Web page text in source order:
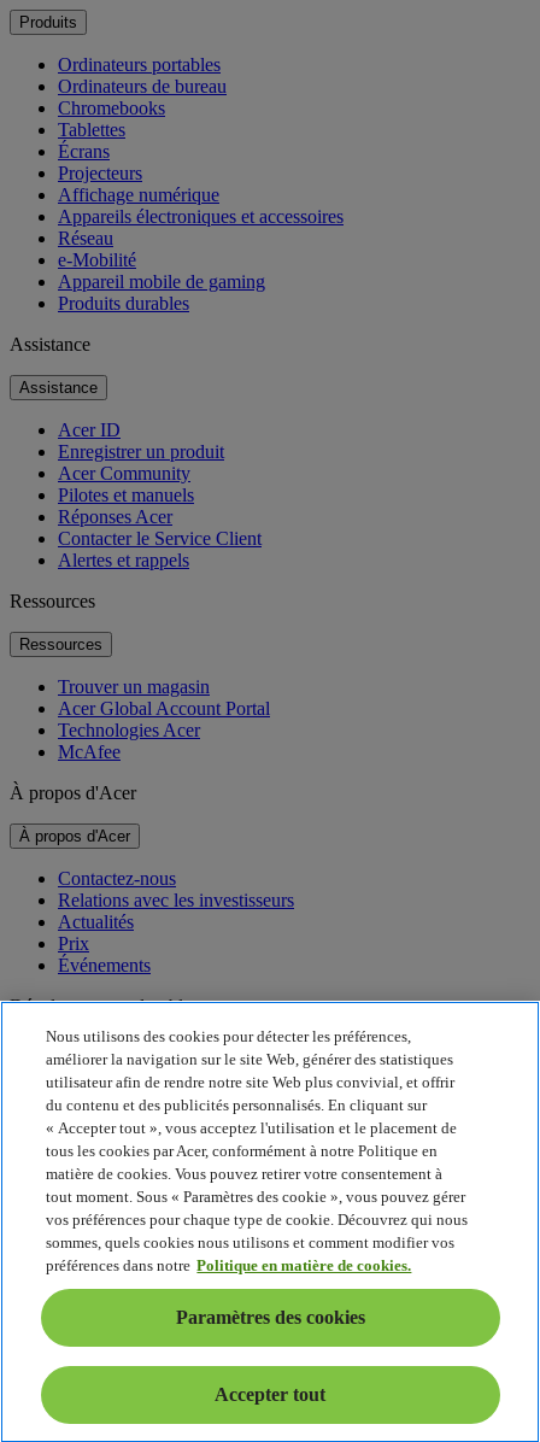
Produits
Ordinateurs portables
Ordinateurs de bureau
Chromebooks
Tablettes
Écrans
Projecteurs
Affichage numérique
Appareils électroniques et accessoires
Réseau
e-Mobilité
Appareil mobile de gaming
Produits durables
Assistance
Assistance
Acer ID
Enregistrer un produit
Acer Community
Pilotes et manuels
Réponses Acer
Contacter le Service Client
Alertes et rappels
Ressources
Ressources
Trouver un magasin
Acer Global Account Portal
Technologies Acer
McAfee
À propos d'Acer
À propos d'Acer
Contactez-nous
Relations avec les investisseurs
Actualités
Prix
Événements
Développement durable
Responsabilité sociale de l'entreprise
Empreinte carbone du produit
Project Humanity
Earthion
Politique de confidentialité
Politique en matière de cookies
Mentions légales
Informations légales supplémentaires
Politique en matière d'accessibilité
Paramètres des cookies
Suisse - Français
© 2026 Acer Inc. Intel, le logo Intel, Intel Inside, Intel Core et Core
Inside sont des marques commerciales d'Intel Corporation ou ses
filiales aux États-Unis ou dans d'autres pays.
Nous utilisons des cookies pour détecter les préférences,
améliorer la navigation sur le site Web, générer des statistiques
utilisateur afin de rendre notre site Web plus convivial, et offrir
du contenu et des publicités personnalisés. En cliquant sur
« Accepter tout », vous acceptez l'utilisation et le placement de
tous les cookies par Acer, conformément à notre Politique en
matière de cookies. Vous pouvez retirer votre consentement à
tout moment. Sous « Paramètres des cookie », vous pouvez gérer
vos préférences pour chaque type de cookie. Découvrez qui nous
sommes, quels cookies nous utilisons et comment modifier vos
préférences dans notre Politique en matière de cookies.
Paramètres des cookies
Accepter tout